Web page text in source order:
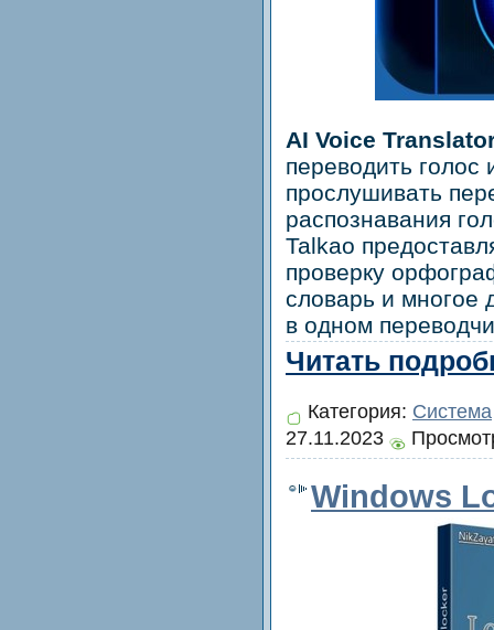
AI Voice
переводить голос
прослушивать
распознавания
Talkao
проверку
словарь и многое
в одном
Читать
Категория: Система
27.11.2023
Windows